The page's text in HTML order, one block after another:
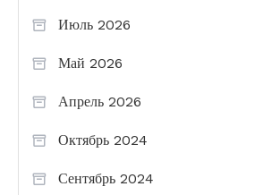
Июль 2026
Май 2026
Апрель 2026
Октябрь 2024
Сентябрь 2024